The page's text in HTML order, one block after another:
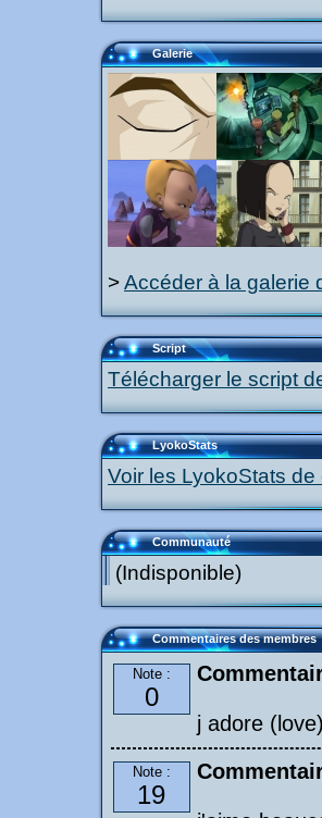
Galerie
>Accéder à la galerie
Script
Télécharger le script
LyokoStats
Voir les LyokoStats
Communauté
(Indisponible)
Commentaires des membres
Note :
0
j adore
Note :
19